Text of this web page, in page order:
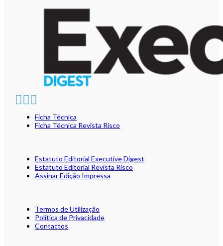
Ficha Técnica
Ficha Técnica Revista Risco
Estatuto Editorial Executive Digest
Estatuto Editorial Revista Risco
Assinar Edição Impressa
Termos de Utilização
Política de Privacidade
Contactos